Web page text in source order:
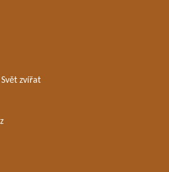
zvířat